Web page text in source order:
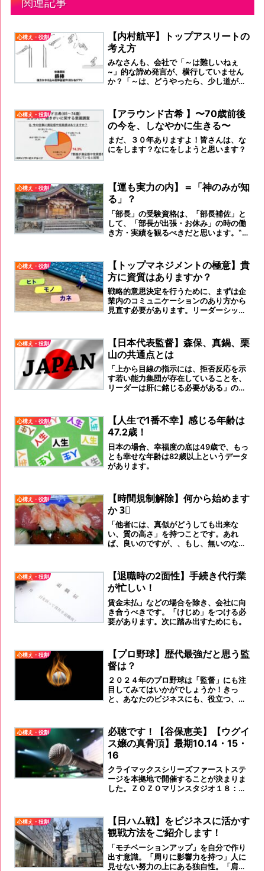
心構え・役割
【内村航平】トップアスリートの
考え方
みなさんも、会社で「～は難しいねぇ
~」的な諦め発言が、横行していません
か？「～は、どうやったら、少し道が見
か！
心構え・役割
【アラウンド古希 】〜70歳前後
の今を、しなやかに生きる〜
まだ、３０年ありますよ！皆さんは、な
にをします？なにをしようと思います？
心構え・役割
【運も実力の内】＝「神のみが知
る」？
「部長」の受験資格は、「部長補佐」と
して、「部長が出張・お休み」の時の働
き方・実績を観るべきだと思います。‟向
心構え・役割
【トップマネジメントの極意】貴
方に資質はありますか？
戦略的意思決定を行うために、まずは企
業内のコミュニケーションのあり方から
見直す必要があります。リーダーシップ
心構え・役割
【日本代表監督】森保、真鍋、栗
山の共通点とは
「上から目線の指示には、拒否反応を示
す若い能力集団が存在していることを、
リーダーは肝に銘じる必要がある」ので
心構え・役割
【人生で1番不幸】感じる年齢は
47.2歳！
日本の場合、幸福度の底は49歳で、もっ
とも幸せな年齢は82歳以上というデータ
があります。
心構え・役割
【時間規制解除】何から始めます
か 3⃣
「他者には、真似がどうしても出来な
い、質の高さ」を持つことです。あれ
ば、良いのですが、、もし、無いのな
心構え・役割
【退職時の2面性】手続き代行業
が忙しい！
賃金未払」などの場合を除き、会社に向
き合うべきです。「けじめ」をつける必
要があります。次に踏み出すためにも。
心構え・役割
【プロ野球】歴代最強だと思う監
督は？
２０２４年のプロ野球は「監督」にも注
目してみてはいかがでしょうか！きっ
と、あなたのビジネスにも、役立つ、
心構え・役割
必聴です！【谷保恵美】【ウグイ
ス嬢の真骨頂】最期10.14・15・
16
クライマックスシリーズファーストステ
ージを本拠地で開催することが決まりま
した。ＺＯＺＯマリンスタジオ１８：０
らゆるビジネスマンに、何かを感じさせ
る『響く声』だと思います！
心構え・役割
【日ハム戦】をビジネスに活かす
観戦方法をご紹介します！
「モチベーションアップ」を自分で作り
出す意識。「周りに影響力を持つ」人に
見せない努力の上にある独自性。「肩を